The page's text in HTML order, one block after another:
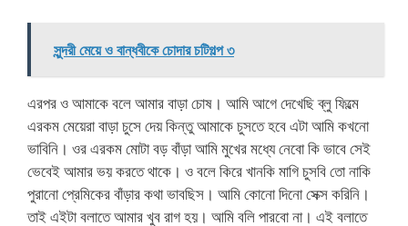
সুন্দরী মেয়ে ও বান্ধবীকে চোদার চটিগল্প ৩
এরপর ও আমাকে বলে আমার বাড়া চোষ। আমি আগে দেখেছি ব্লু ফিল্মে
এরকম মেয়েরা বাড়া চুসে দেয় কিন্তু আমাকে চুসতে হবে এটা আমি কখনো
ভাবিনি। ওর এরকম মোটা বড় বাঁড়া আমি মুখের মধ্যে নেবো কি ভাবে সেই
ভেবেই আমার ভয় করতে থাকে। ও বলে কিরে খানকি মাগি চুসবি তো নাকি
পুরানো প্রেমিকের বাঁড়ার কথা ভাবছিস। আমি কোনো দিনো সেক্স করিনি।
তাই এইটা বলাতে আমার খুব রাগ হয়। আমি বলি পারবো না। এই বলাতে